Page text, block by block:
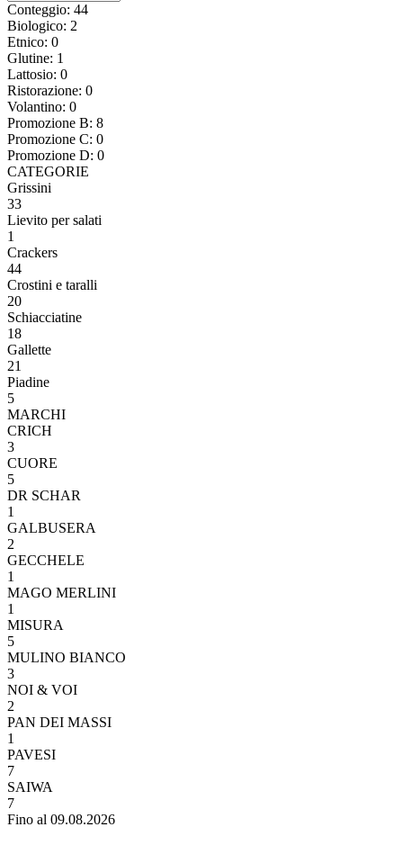
Conteggio: 44
Biologico: 2
Etnico: 0
Glutine: 1
Lattosio: 0
Ristorazione: 0
Volantino: 0
Promozione B: 8
Promozione C: 0
Promozione D: 0
CATEGORIE
Grissini
33
Lievito per salati
1
Crackers
44
Crostini e taralli
20
Schiacciatine
18
Gallette
21
Piadine
5
MARCHI
CRICH
3
CUORE
5
DR SCHAR
1
GALBUSERA
2
GECCHELE
1
MAGO MERLINI
1
MISURA
5
MULINO BIANCO
3
NOI & VOI
2
PAN DEI MASSI
1
PAVESI
7
SAIWA
7
Fino al 09.08.2026